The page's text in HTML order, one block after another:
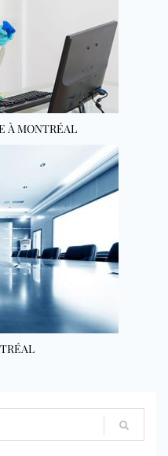
À MONTRÉAL